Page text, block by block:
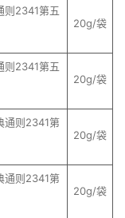
则2341第五
20g/袋
则2341第五
20g/袋
通则2341第
20g/袋
通则2341第
20g/袋